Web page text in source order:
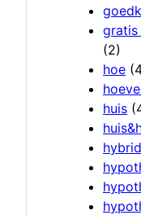
gratis
(2)
hoe
huis